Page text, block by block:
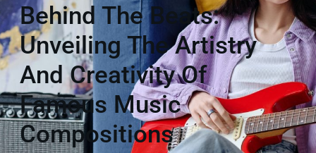
Behind The Beats:
Unveiling The Artistry
And Creativity Of
Famous Music
Compositions